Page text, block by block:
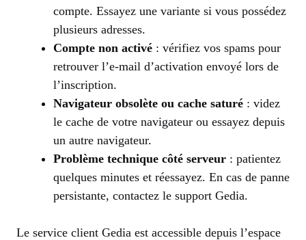
compte. Essayez une variante si vous possédez
plusieurs adresses.
Compte non activé : vérifiez vos spams pour
retrouver l’e-mail d’activation envoyé lors de
l’inscription.
Navigateur obsolète ou cache saturé : videz
le cache de votre navigateur ou essayez depuis
un autre navigateur.
Problème technique côté serveur : patientez
quelques minutes et réessayez. En cas de panne
persistante, contactez le support Gedia.
Le service client Gedia est accessible depuis l’espace